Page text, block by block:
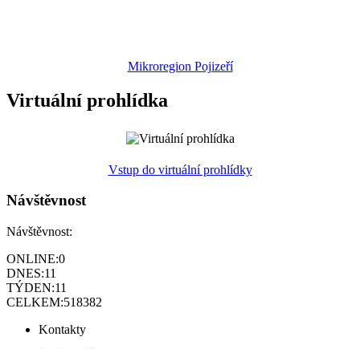
Mikroregion Pojizeří
Virtuální prohlídka
Vstup do virtuální prohlídky
Návštěvnost
Návštěvnost:
ONLINE:0
DNES:11
TÝDEN:11
CELKEM:518382
Kontakty